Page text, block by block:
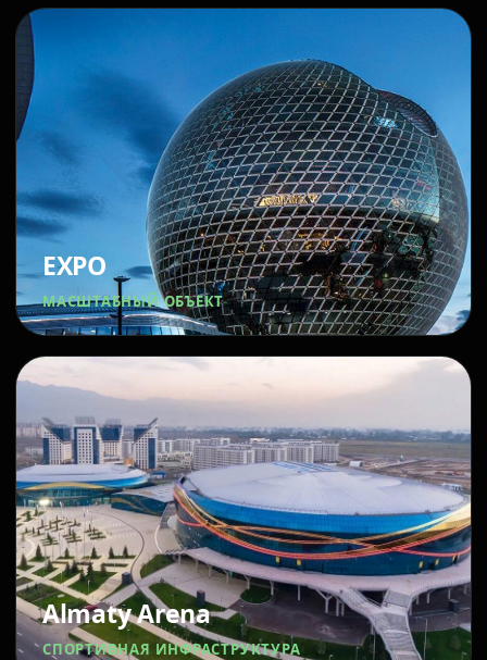
EXPO
МАСШТАБНЫЙ ОБЪЕКТ
Almaty Arena
СПОРТИВНАЯ ИНФРАСТРУКТУРА